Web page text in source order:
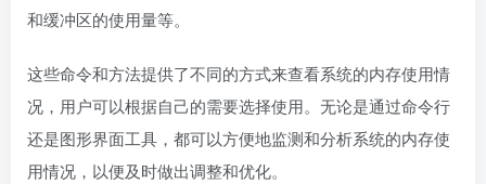
和缓冲区的使用量等。
这些命令和方法提供了不同的方式来查看系统的内存使用情
况，用户可以根据自己的需要选择使用。无论是通过命令行
还是图形界面工具，都可以方便地监测和分析系统的内存使
用情况，以便及时做出调整和优化。